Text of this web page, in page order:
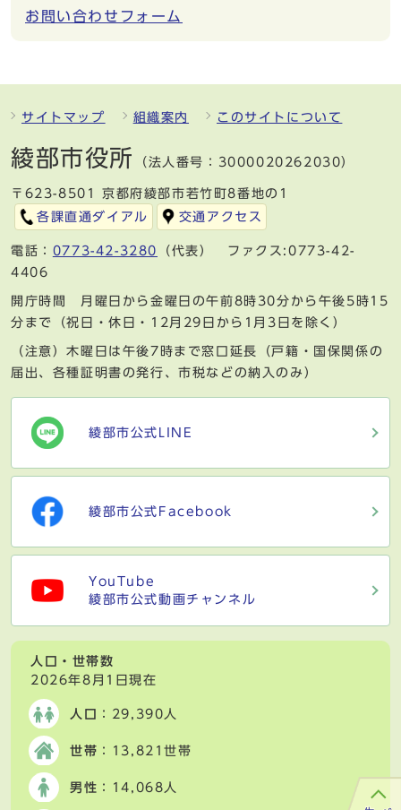
お問い合わせフォーム
サイトマップ 組織案内 このサイトについて
綾部市役所 （法人番号：3000020262030）
〒623-8501 京都府綾部市若竹町8番地の1
各課直通ダイアル
交通アクセス
電話： 0773-42-3280
（代表） ファクス:0773-42-
4406
開庁時間 月曜日から金曜日の午前8時30分から午後5時15
分まで（祝日・休日・12月29日から1月3日を除く）
（注意）木曜日は午後7時まで窓口延長（戸籍・国保関係の
届出、各種証明書の発行、市税などの納入のみ）
綾部市公式LINE
綾部市公式Facebook
YouTube
綾部市公式動画チャンネル
人口・世帯数
2026年8月1日現在
人口 ：29,390人
世帯 ：13,821世帯
男性 ：14,068人